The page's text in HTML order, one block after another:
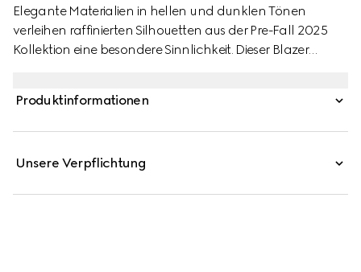
Elegante Materialien in hellen und dunklen Tönen
verleihen raffinierten Silhouetten aus der Pre-Fall 2025
Kollektion eine besondere Sinnlichkeit. Dieser Blazer
durchgehende GG Kristall-Stickerei rundet das Modell
Produktinformationen
Unsere Verpflichtung